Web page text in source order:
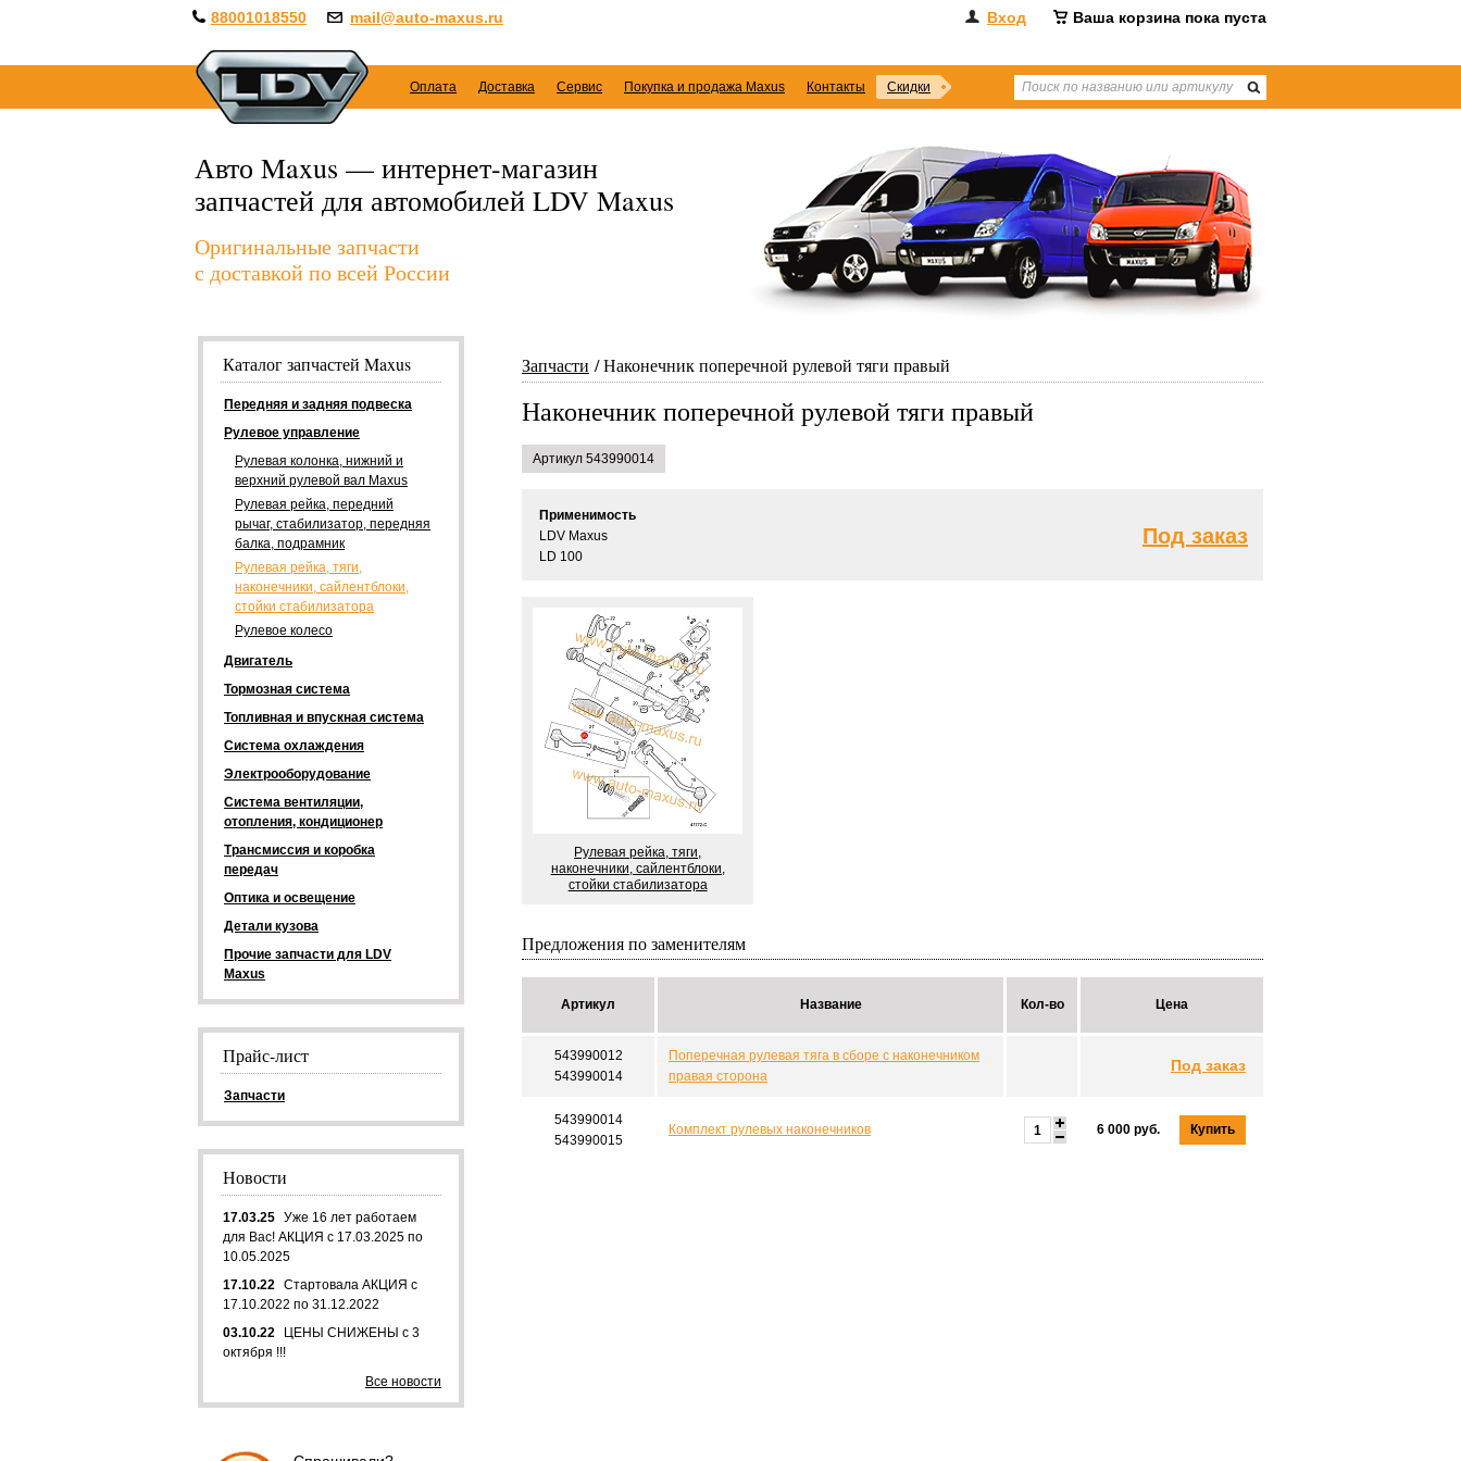
88001018550 mail@auto-maxus.ru Вход Ваша корзина пока пуста
Оплата Доставка Сервис Покупка и продажа Maxus Контакты Скидки
Авто Maxus — интернет-магазин
запчастей для автомобилей LDV Maxus
Оригинальные запчасти
с доставкой по всей России
Запчасти Наконечник поперечной рулевой тяги правый
Наконечник поперечной рулевой тяги правый
Артикул 543990014
Применимость
LDV Maxus
LD 100
Под заказ
Рулевая рейка, тяги,
наконечники, сайлентблоки,
стойки стабилизатора
Предложения по заменителям
Артикул Название Кол-во Цена
543990012
543990014
Поперечная рулевая тяга в сборе с наконечником
правая сторона
Под заказ
543990014
543990015
Комплект рулевых наконечников 6 000 руб. Купить
Каталог запчастей Maxus
Передняя и задняя подвеска
Рулевое управление
Рулевая колонка, нижний и
верхний рулевой вал Maxus
Рулевая рейка, передний
рычаг, стабилизатор, передняя
балка, подрамник
Рулевая рейка, тяги,
наконечники, сайлентблоки,
стойки стабилизатора
Рулевое колесо
Двигатель
Тормозная система
Топливная и впускная система
Система охлаждения
Электрооборудование
Система вентиляции,
отопления, кондиционер
Трансмиссия и коробка
передач
Оптика и освещение
Детали кузова
Прочие запчасти для LDV
Maxus
Прайс-лист
Запчасти
Новости
17.03.25 Уже 16 лет работаем
для Вас! АКЦИЯ с 17.03.2025 по
10.05.2025
17.10.22 Стартовала АКЦИЯ с
17.10.2022 по 31.12.2022
03.10.22
ЦЕНЫ СНИЖЕНЫ с 3
октября !!!
Все новости